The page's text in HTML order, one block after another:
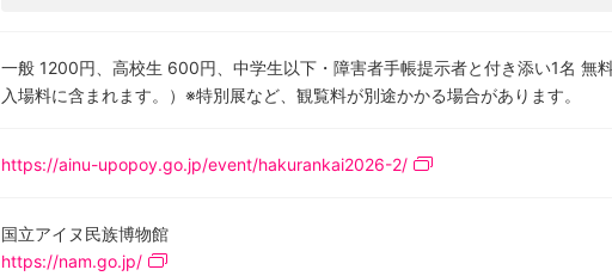
一般 1200円、高校生 600円、中学生以下・障害者手帳提示者と付き添い1名 無
入場料に含まれます。）※特別展など、観覧料が別途かかる場合があります。
https://ainu-upopoy.go.jp/event/hakurankai2026-2/
国立アイヌ民族博物館
https://nam.go.jp/